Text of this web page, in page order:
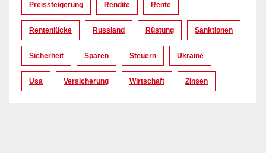
Preissteigerung Rendite Rente
Rentenlücke Russland Rüstung Sanktionen
Sicherheit Sparen Steuern Ukraine
Usa Versicherung Wirtschaft Zinsen